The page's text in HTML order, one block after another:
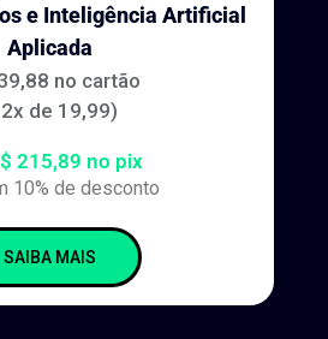
e Inteligência Artificial
Aplicada
no cartão
de 19,99)
215,89 no pix
10% de desconto
SAIBA MAIS